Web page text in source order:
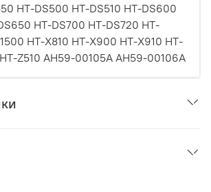
HT-DS500 HT-DS510 HT-DS600
HT-DS700 HT-DS720 HT-
HT-X810 HT-X900 HT-X910 HT-
Z510 AH59-00105A AH59-00106A